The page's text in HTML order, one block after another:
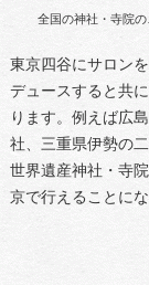
全国の神社・寺院
東京四谷にサロン
デュースすると共
ります。例えば広
社、三重県伊勢の
世界遺産神社・寺
京で行えることにな